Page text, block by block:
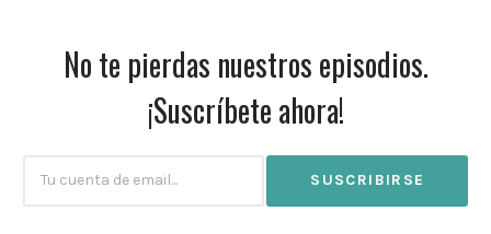
No te pierdas nuestros episodios.
¡Suscríbete ahora!
Email